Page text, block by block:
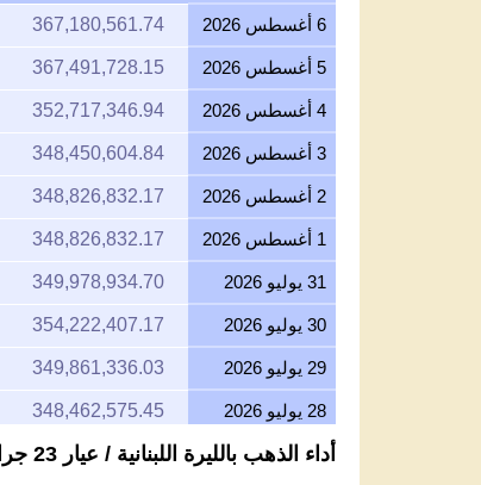
6 أغسطس 2026 367,180,561.74
5 أغسطس 2026 367,491,728.15
4 أغسطس 2026 352,717,346.94
3 أغسطس 2026 348,450,604.84
2 أغسطس 2026 348,826,832.17
1 أغسطس 2026 348,826,832.17
31 يوليو 2026 349,978,934.70
30 يوليو 2026 354,222,407.17
29 يوليو 2026 349,861,336.03
28 يوليو 2026 348,462,575.45
27 يوليو 2026 352,717,346.94
أداء الذهب بالليرة اللبنانية / عيار 23 جرام